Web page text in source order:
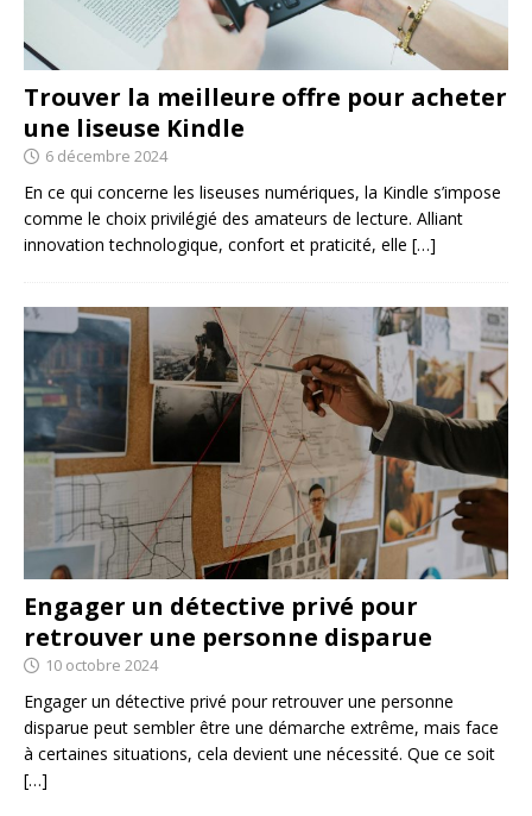
Trouver la meilleure offre pour acheter
une liseuse Kindle
6 décembre 2024
En ce qui concerne les liseuses numériques, la Kindle s’impose
comme le choix privilégié des amateurs de lecture. Alliant
innovation technologique, confort et praticité, elle […]
Engager un détective privé pour
retrouver une personne disparue
10 octobre 2024
Engager un détective privé pour retrouver une personne
disparue peut sembler être une démarche extrême, mais face
à certaines situations, cela devient une nécessité. Que ce soit
[…]